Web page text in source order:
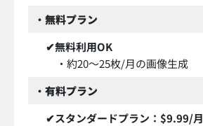
・ 無料プラン
✔無料利用OK
・約20〜25枚/月の画像生成
・ 有料プラン
✔スタンダードプラン：$9.99/月